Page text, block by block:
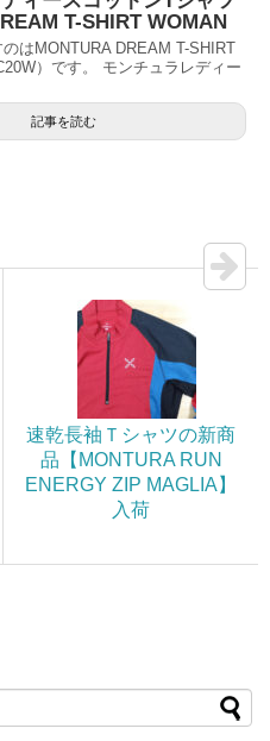
T-SHIRT WOMAN
はMONTURA DREAM T-SHIRT
）です。 モンチュラレディー
記事を読む
速乾長袖Ｔシャツの新商
品【MONTURA RUN
ENERGY ZIP MAGLIA】
入荷